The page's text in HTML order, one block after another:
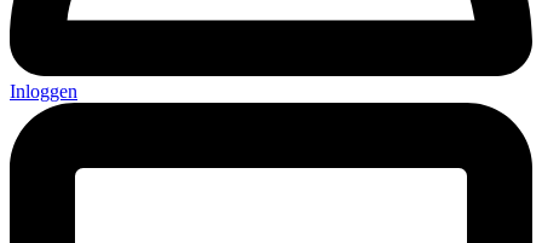
Inloggen